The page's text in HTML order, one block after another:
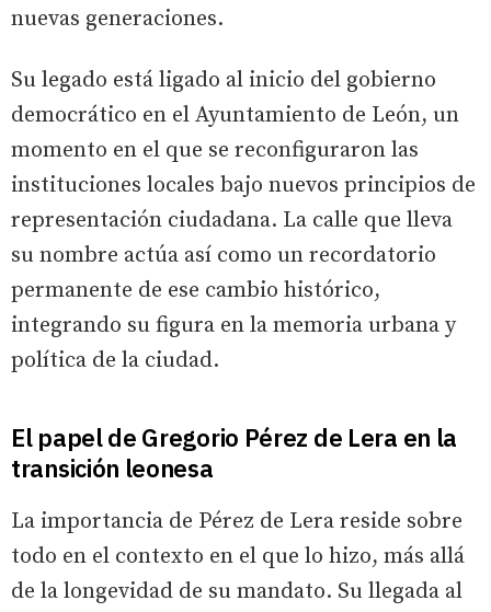
nuevas generaciones.
Su legado está ligado al inicio del gobierno
democrático en el Ayuntamiento de León, un
momento en el que se reconfiguraron las
instituciones locales bajo nuevos principios de
representación ciudadana. La calle que lleva
su nombre actúa así como un recordatorio
permanente de ese cambio histórico,
integrando su figura en la memoria urbana y
política de la ciudad.
El papel de Gregorio Pérez de Lera en la
transición leonesa
La importancia de Pérez de Lera reside sobre
todo en el contexto en el que lo hizo, más allá
de la longevidad de su mandato. Su llegada al